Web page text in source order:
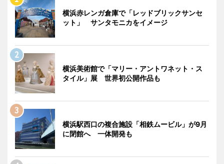
横浜赤レンガ倉庫で「レッドブリックサンセ
ット」 サンタモニカをイメージ
横浜美術館で「マリー・アントワネット・ス
タイル」展 世界初公開作品も
横浜駅西口の複合施設「相鉄ムービル」が9月
に閉館へ 一体開発も